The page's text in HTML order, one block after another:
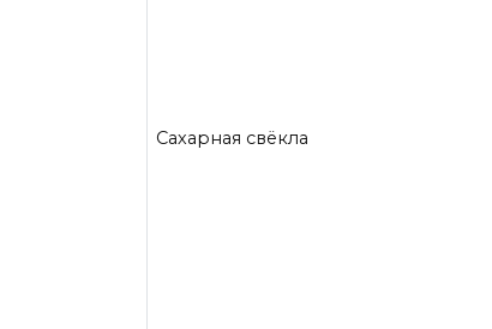
Сахарная свёкла